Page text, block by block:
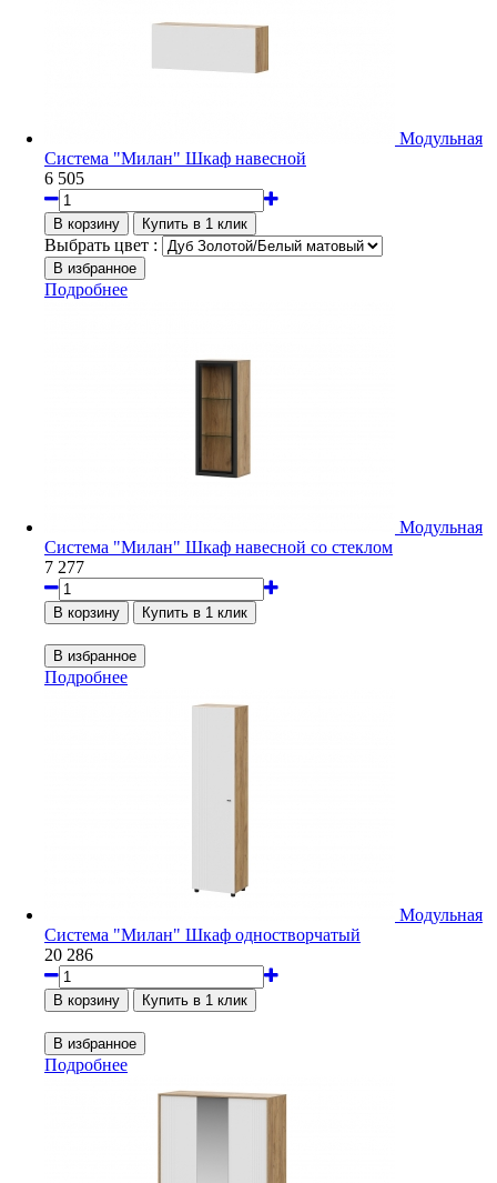
Модульная
Система "Милан" Шкаф навесной
6 505
Выбрать цвет :
Подробнее
Модульная
Система "Милан" Шкаф навесной со стеклом
7 277
Подробнее
Модульная
Система "Милан" Шкаф одностворчатый
20 286
Подробнее